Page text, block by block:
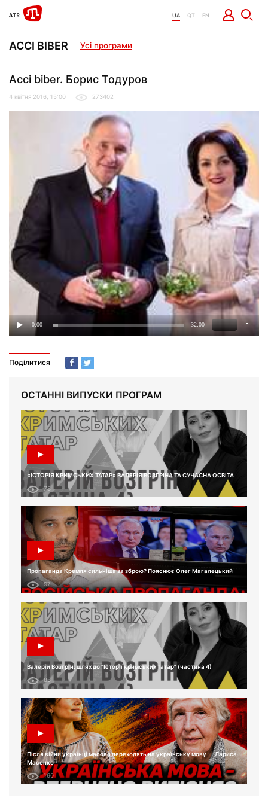
UA QT EN
ACCI BIBER Усі програми
Acci biber. Борис Тодуров
4 квітня 2016, 15:00 273402
Поділитися
ОСТАННІ ВИПУСКИ ПРОГРАМ
«ІСТОРІЯ КРИМСЬКИХ ТАТАР» ВАЛЕРІЯ ВОЗГРІНА ТА СУЧАСНА ОСВІТА
78
Пропаганда Кремля сильніша за зброю? Пояснює Олег Магалецький
97
Валерій Возгрін: шлях до “Історії кримських татар” (частина 4)
86
Після війни українці масово переходять на українську мову — Лариса
Масенко
160